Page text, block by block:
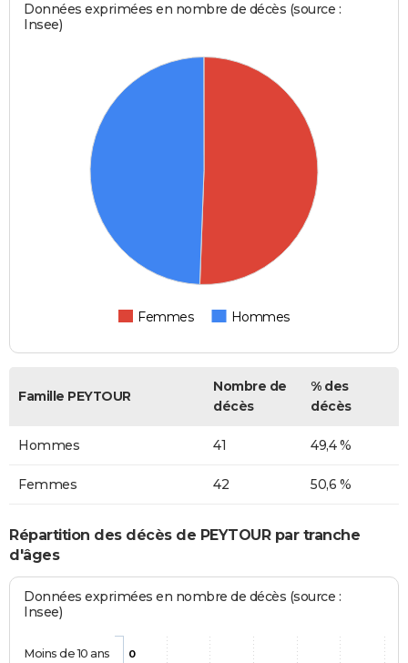
Données exprimées en nombre de décès (source :
Insee)
Femmes Hommes
Famille PEYTOUR
Nombre de
décès
% des
décès
Hommes 41 49,4 %
Femmes 42 50,6 %
Répartition des décès de PEYTOUR par tranche
d'âges
Données exprimées en nombre de décès (source :
Insee)
0
Moins de 10 ans